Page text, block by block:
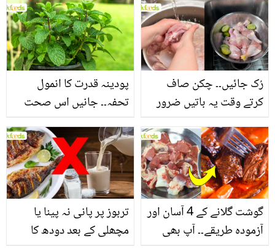
منرلز اور اینٹی آکسیڈنٹس
سے بھرپور اس سبزی کے
فائدے
بنانے کے چند قدرتی طریقے
پودینہ قدرت کا انمول
تحفہ۔۔ جانیں اس صحت
انگیز طبی فوائد
رُک جائیں۔۔ چکن صاف
کرتے وقت یہ باتیں ضرور
تربوز پر پانی نہ پینا یا
مچھلی کے بعد دودھ کا
گوشت گلانے کے 4 آسان اور
آزمودہ طریقے۔۔ آپ بھی